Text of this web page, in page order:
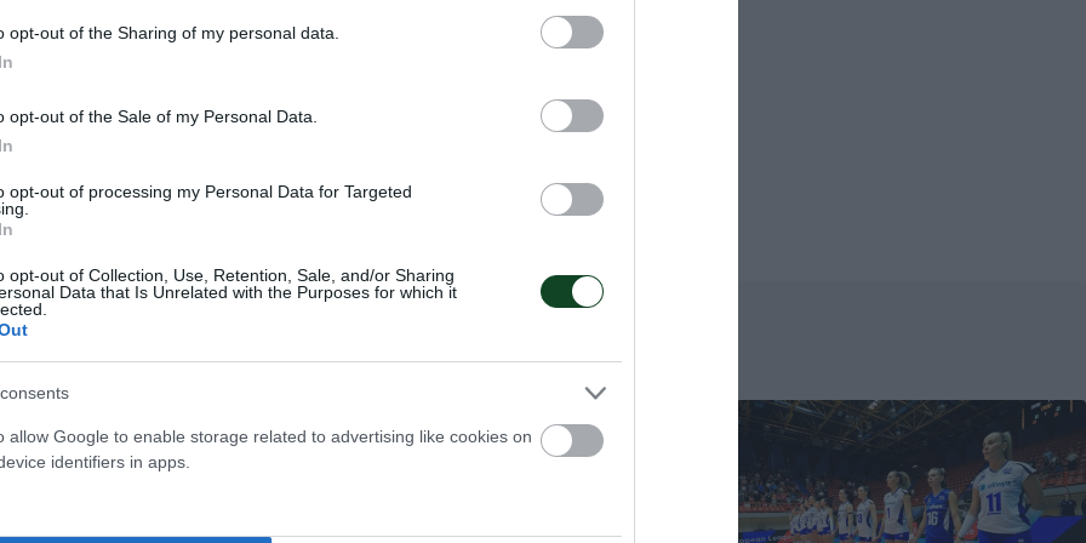
opt-out of the Sharing of my personal data.
opt-out of the Sale of my Personal Data.
opt-out of processing my Personal Data for Targeted
opt-out of Collection, Use, Retention, Sale, and/or Sharing
Data that Is Unrelated with the Purposes for which it
allow Google to enable storage related to advertising like cookies on
identifiers in apps.
του έχει σήμερα ο άλλοτε γκολκίπερ του Παναθηναϊκού
(1982-85) όπου γίνεται 62 ετών. Τέλος σήμερα γίνεται 25
παλαιστής του «τριφυλλιού» Χρήστος Κουτσουρίδης.